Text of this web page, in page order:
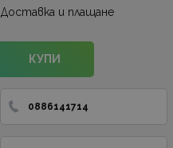
Доставка и плащане
КУПИ
0886141714